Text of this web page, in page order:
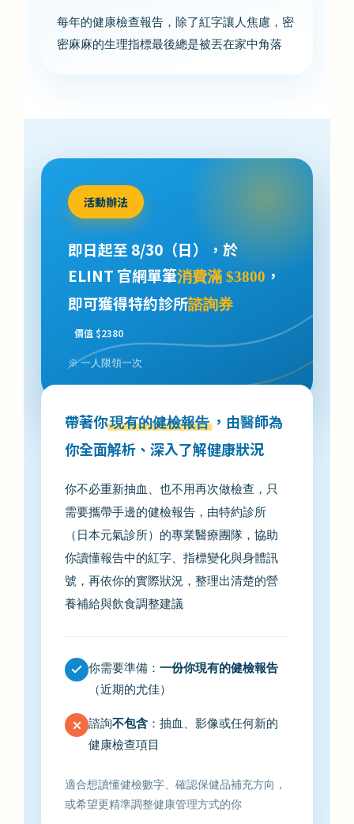
每年的健康檢查報告，除了紅字讓人焦慮，密
密麻麻的生理指標最後總是被丟在家中角落
活動辦法
即日起至 8/30（日），於
ELINT 官網單筆消費滿 $3800 ，
即可獲得特約診所諮詢券
價值 $2380
※ 一人限領一次
帶著你現有的健檢報告 ，由醫師為
你全面解析、深入了解健康狀況
你不必重新抽血、也不用再次做檢查，只
需要攜帶手邊的健檢報告，由特約診所
（日本元氣診所）的專業醫療團隊，協助
你讀懂報告中的紅字、指標變化與身體訊
號，再依你的實際狀況，整理出清楚的營
養補給與飲食調整建議
你需要準備：一份你現有的健檢報告
（近期的尤佳）
諮詢不包含 ：抽血、影像或任何新的
健康檢查項目
適合想讀懂健檢數字、確認保健品補充方向，
或希望更精準調整健康管理方式的你